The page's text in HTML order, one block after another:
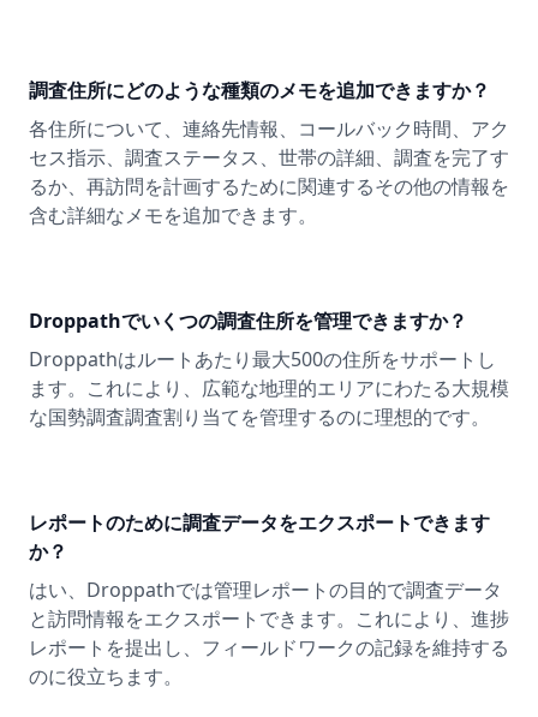
調査住所にどのような種類のメモを追加できますか？
各住所について、連絡先情報、コールバック時間、アク
セス指示、調査ステータス、世帯の詳細、調査を完了す
るか、再訪問を計画するために関連するその他の情報を
含む詳細なメモを追加できます。
Droppathでいくつの調査住所を管理できますか？
Droppathはルートあたり最大500の住所をサポートし
ます。これにより、広範な地理的エリアにわたる大規模
な国勢調査調査割り当てを管理するのに理想的です。
レポートのために調査データをエクスポートできます
か？
はい、Droppathでは管理レポートの目的で調査データ
と訪問情報をエクスポートできます。これにより、進捗
レポートを提出し、フィールドワークの記録を維持する
のに役立ちます。